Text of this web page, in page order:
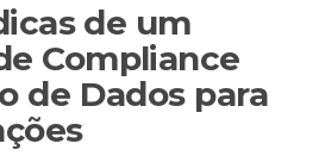
de um
Compliance
de Dados para